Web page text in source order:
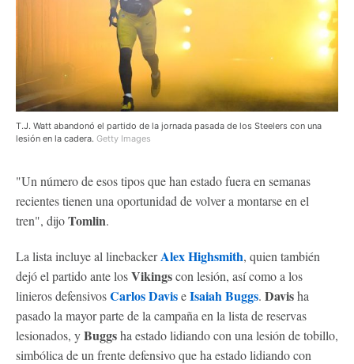
T.J. Watt abandonó el partido de la jornada pasada de los Steelers con una
lesión en la cadera. Getty Images
"Un número de esos tipos que han estado fuera en semanas
recientes tienen una oportunidad de volver a montarse en el
tren", dijoTomlin.
La lista incluye al linebackerAlex Highsmith, quien también
dejó el partido ante losVikingscon lesión, así como a los
linieros defensivosCarlos DaviseIsaiah Buggs. Davisha
pasado la mayor parte de la campaña en la lista de reservas
lesionados, yBuggsha estado lidiando con una lesión de tobillo,
simbólica de un frente defensivo que ha estado lidiando con